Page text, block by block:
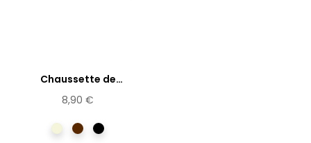
Chaussette de
contention en...
8,90 €
BeigeMarronNoir